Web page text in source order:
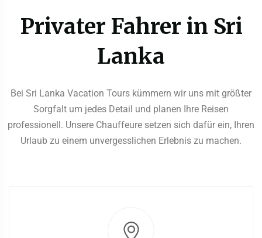
Privater Fahrer in Sri
Lanka
Bei Sri Lanka Vacation Tours kümmern wir uns mit größter
Sorgfalt um jedes Detail und planen Ihre Reisen
professionell. Unsere Chauffeure setzen sich dafür ein, Ihren
Urlaub zu einem unvergesslichen Erlebnis zu machen.